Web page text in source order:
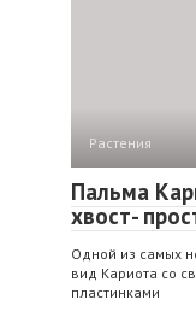
Растения
Пальма
хвост-
Одной из самых
вид Кариота со
пластинками